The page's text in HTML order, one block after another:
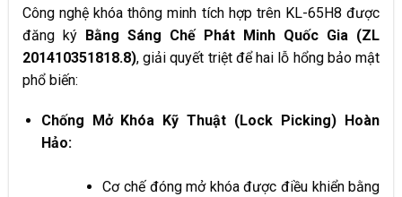
Công nghệ khóa thông minh tích hợp trên KL-65H8 được
đăng ký Bằng Sáng Chế Phát Minh Quốc Gia (ZL
201410351818.8), giải quyết triệt để hai lỗ hổng bảo mật
phổ biến:
Chống Mở Khóa Kỹ Thuật (Lock Picking) Hoàn
Hảo:
Cơ chế đóng mở khóa được điều khiển bằng